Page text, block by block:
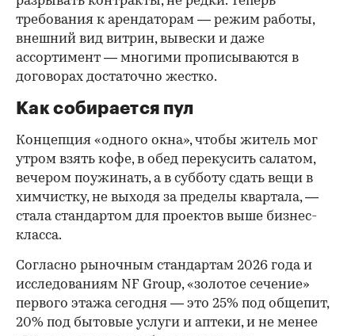
требования к арендаторам — режим работы,
внешний вид витрин, вывески и даже
ассортимент — многими прописываются в
договорах достаточно жестко.
Как собирается пул
Концепция «одного окна», чтобы житель мог
утром взять кофе, в обед перекусить салатом,
вечером поужинать, а в субботу сдать вещи в
химчистку, не выходя за пределы квартала, —
стала стандартом для проектов выше бизнес-
класса.
Согласно рыночным стандартам 2026 года и
исследованиям NF Group, «золотое сечение»
первого этажа сегодня — это 25% под общепит,
20% под бытовые услуги и аптеки, и не менее